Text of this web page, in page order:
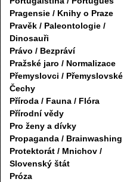
Pragensie / Knihy o Praze
Pravěk / Paleontologie /
Dinosauři
Právo / Bezpráví
Pražské jaro / Normalizace
Přemyslovci / Přemyslovské
Čechy
Příroda / Fauna / Flóra
Přírodní vědy
Pro ženy a dívky
Propaganda / Brainwashing
Protektorát / Mnichov /
Slovenský štát
Próza